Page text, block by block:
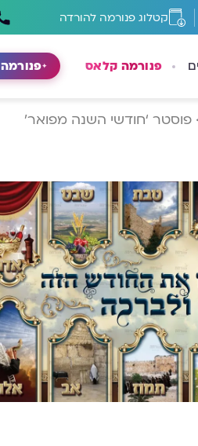
קטלוג פנורמה להורדה
פנורמה קלאס פנורמה V.I.P
פוסטר ‘חודשי השנה מפואר’